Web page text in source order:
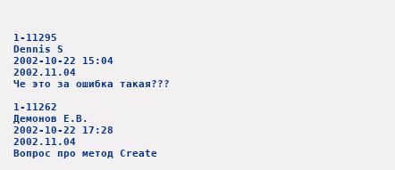
1-11295
Dennis S
2002-10-22 15:04
2002.11.04
Че это за ошибка такая???
1-11262
Демонов Е.В.
2002-10-22 17:28
2002.11.04
Вопрос про метод Create